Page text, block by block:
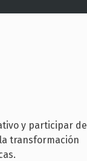
y participar de
transformación